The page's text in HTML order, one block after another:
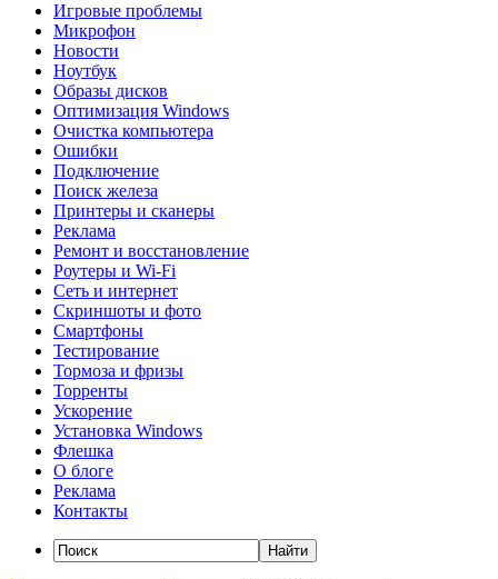
Игровые проблемы
Микрофон
Новости
Ноутбук
Образы дисков
Оптимизация Windows
Очистка компьютера
Ошибки
Подключение
Поиск железа
Принтеры и сканеры
Реклама
Ремонт и восстановление
Роутеры и Wi-Fi
Сеть и интернет
Скриншоты и фото
Смартфоны
Тестирование
Тормоза и фризы
Торренты
Ускорение
Установка Windows
Флешка
О блоге
Реклама
Контакты